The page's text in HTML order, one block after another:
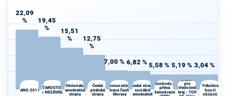
22,09
%
ANO 2011
19,45
%
STAROSTOVÉ
A NEZÁVISLÍ
15,51
%
Občanská
demokratická
strana
12,75
%
Česká
pirátská
strana
7,00 %
Komunistická
strana Čech a
Moravy
6,82 %
Česká strana
sociálně
demokratická
5,58 %
Svoboda a
přímá
demokracie
5,19 %
Spojenci
pro
Středočeský
kraj - TOP
3,04 %
Trikolóra
hnutí
občanů